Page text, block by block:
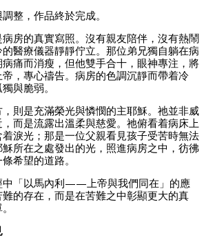
整，作品終於完成。
房的真實寫照。沒有親友陪伴，沒有熱鬧
醫療儀器靜靜佇立。那位弟兄獨自躺在病
痛而消瘦，但他雙手合十，眼神專注，將
，專心禱告。病房的色調沉靜而帶着冷
與脆弱。
則是充滿榮光與憐憫的主耶穌。祂並非威
而是流露出溫柔與慈愛。祂俯看着病床上
淚光；那是一位父親看見孩子受苦時無法
所在之處發出的光，照進病房之中，彷彿
希望的道路。
中「以馬內利——上帝與我們同在」的應
的存在，而是在苦難之中彰顯更大的真